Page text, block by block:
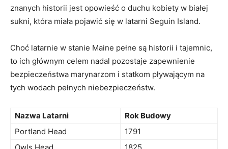
znanych historii jest opowieść o duchu ‌kobiety w białej
sukni,​ która miała⁤ pojawić się ⁤w⁤ latarni ​Seguin Island.
Choć latarnie ⁤w stanie Maine pełne‌ są historii‌ i tajemnic,
to ich głównym celem nadal pozostaje zapewnienie
bezpieczeństwa​ marynarzom i statkom pływającym na
tych wodach pełnych niebezpieczeństw.
Nazwa Latarni
Rok Budowy
Portland Head
1791